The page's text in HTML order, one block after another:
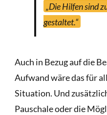
„Die Hilfen sind
gestaltet.“
Auch in Bezug auf die
Aufwand wäre das für
Situation. Und
Pauschale oder die